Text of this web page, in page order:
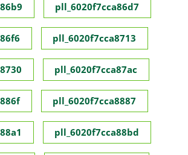
pll_6020f7cca86d7
pll_6020f7cca8713
pll_6020f7cca87ac
pll_6020f7cca8887
pll_6020f7cca88bd